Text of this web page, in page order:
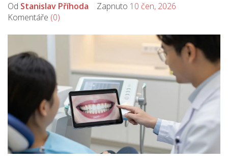
Od Stanislav Příhoda Zapnuto 10 čen, 2026
Komentáře (0)